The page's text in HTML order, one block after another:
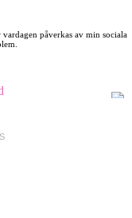
påverkas av min sociala